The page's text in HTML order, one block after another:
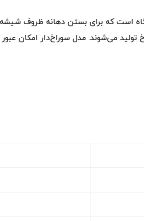
است که برای بستن دهانه ظروف
تولید می‌شوند. مدل سوراخ‌دار امکان